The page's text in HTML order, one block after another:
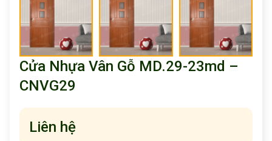
Cửa Nhựa Vân Gỗ MD.29-23md –
CNVG29
Liên hệ